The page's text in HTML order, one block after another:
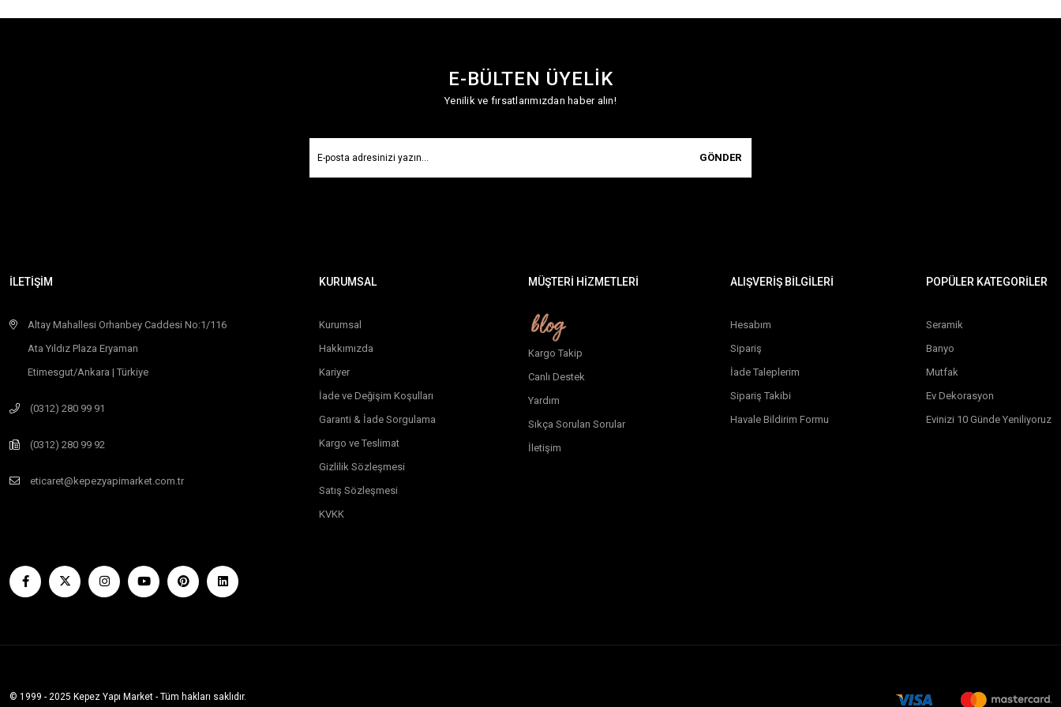
E-BÜLTEN ÜYELİK
Yenilik ve fırsatlarımızdan haber alın!
GÖNDER
İLETİŞİM
Altay Mahallesi Orhanbey Caddesi No:1/116
Ata Yıldız Plaza Eryaman
Etimesgut/Ankara | Türkiye
(0312) 280 99 91
(0312) 280 99 92
eticaret@kepezyapimarket.com.tr
KURUMSAL
Kurumsal
Hakkımızda
Kariyer
İade ve Değişim Koşulları
Garanti & İade Sorgulama
Kargo ve Teslimat
Gizlilik Sözleşmesi
Satış Sözleşmesi
KVKK
MÜŞTERİ HİZMETLERİ
Kargo Takip
Canlı Destek
Yardım
Sıkça Sorulan Sorular
İletişim
ALIŞVERİŞ BİLGİLERİ
Hesabım
Sipariş
İade Taleplerim
Sipariş Takibi
Havale Bildirim Formu
POPÜLER KATEGORİLER
Seramik
Banyo
Mutfak
Ev Dekorasyon
Evinizi 10 Günde Yeniliyoruz
© 1999 - 2025 Kepez Yapı Market - Tüm hakları saklıdır.